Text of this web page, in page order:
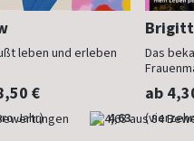
leben und erleben
€
Jahr) 4,63
Das
ab